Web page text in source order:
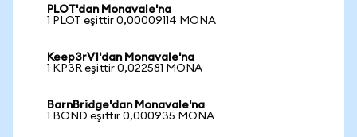
PLOT'dan Monavale'na
1 PLOT eşittir 0,00009114 MONA
Keep3rV1'dan Monavale'na
1 KP3R eşittir 0,022581 MONA
BarnBridge'dan Monavale'na
1 BOND eşittir 0,000935 MONA